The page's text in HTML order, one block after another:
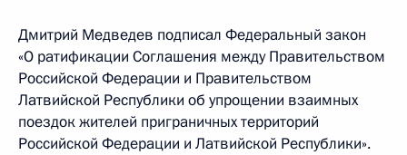
Дмитрий Медведев подписал Федеральный закон
«О ратификации Соглашения между Правительством
Российской Федерации и Правительством
Латвийской Республики об упрощении взаимных
поездок жителей приграничных территорий
Российской Федерации и Латвийской Республики».